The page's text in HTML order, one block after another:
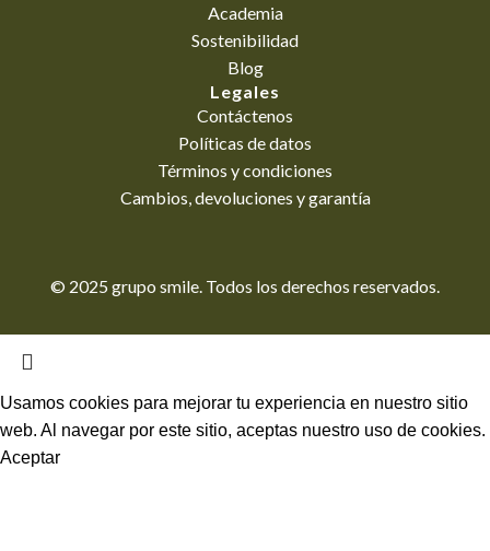
Academia
Sostenibilidad
Blog
Legales
Contáctenos
Políticas de datos
Términos y condiciones
Cambios, devoluciones y garantía
© 2025 grupo smile. Todos los derechos reservados.
Usamos cookies para mejorar tu experiencia en nuestro sitio
web. Al navegar por este sitio, aceptas nuestro uso de cookies.
Aceptar